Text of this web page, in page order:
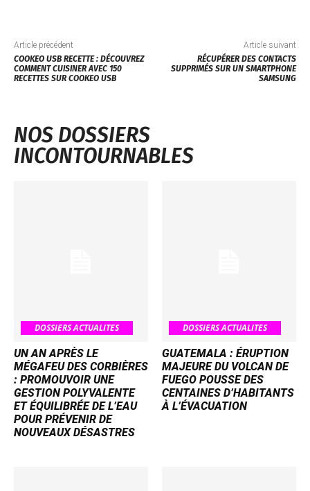
Article précédent
COOKEO USB RECETTE : DÉCOUVREZ
COMMENT CUISINER AVEC 150
RECETTES SUR COOKEO USB
Article suivant
RÉCUPÉRER DES CONTACTS
SUPPRIMÉS SUR UN SMARTPHONE
SAMSUNG
NOS DOSSIERS
INCONTOURNABLES
DOSSIERS ACTUALITES
UN AN APRÈS LE
MÉGAFEU DES CORBIÈRES
: PROMOUVOIR UNE
GESTION POLYVALENTE
ET ÉQUILIBRÉE DE L’EAU
POUR PRÉVENIR DE
NOUVEAUX DÉSASTRES
DOSSIERS ACTUALITES
GUATEMALA : ÉRUPTION
MAJEURE DU VOLCAN DE
FUEGO POUSSE DES
CENTAINES D’HABITANTS
À L’ÉVACUATION